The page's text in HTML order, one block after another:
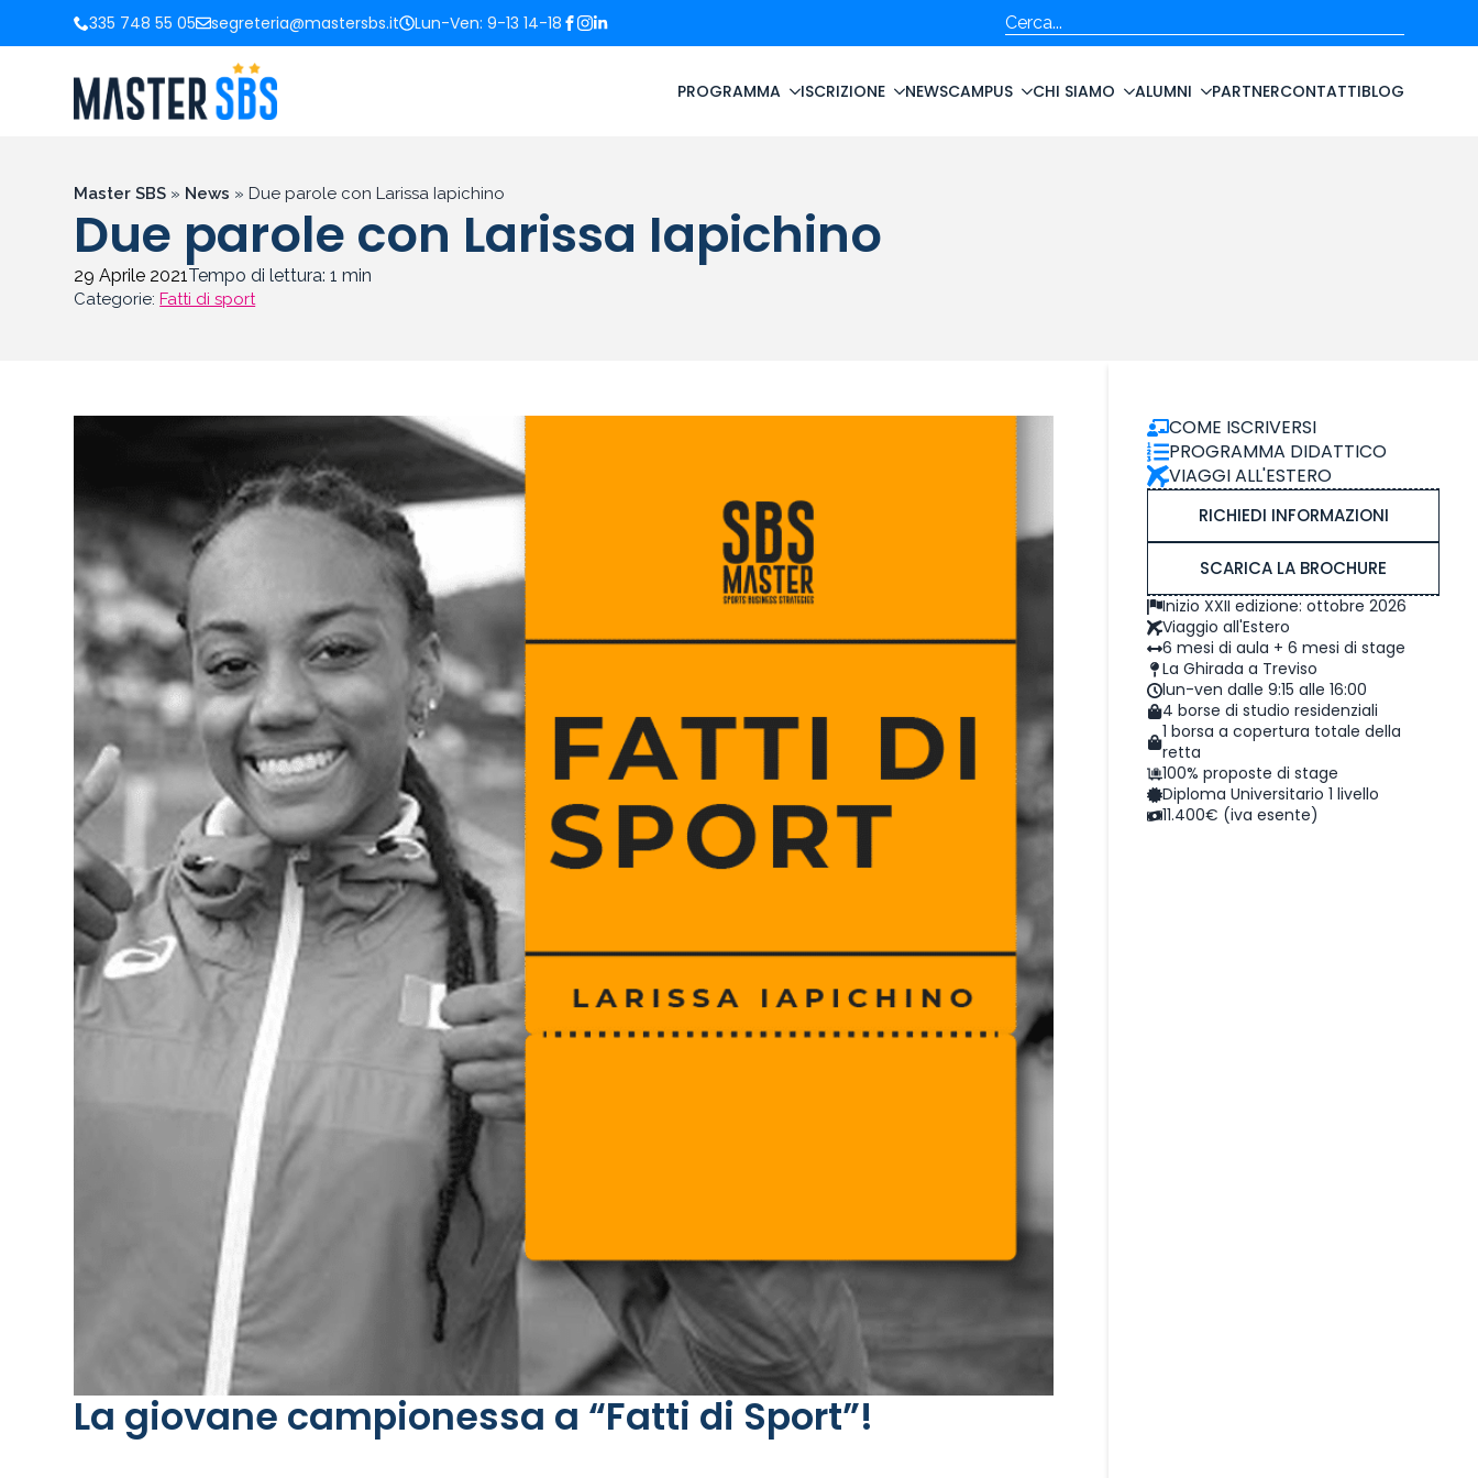
335 748 55 05 segreteria@mastersbs.it Lun-Ven: 9-13 14-18 Cerca
PROGRAMMA ISCRIZIONE NEWSCAMPUS CHI SIAMO ALUMNI PARTNERCONTATTIBLOG
Master SBS » News » Due parole con Larissa Iapichino
Due parole con Larissa Iapichino
29 Aprile 2021Tempo di lettura:1 min
Categorie:Fatti di sport
La giovane campionessa a “Fatti di Sport”!
COME ISCRIVERSI
PROGRAMMA DIDATTICO
VIAGGI ALL'ESTERO
RICHIEDI INFORMAZIONI
SCARICA LA BROCHURE
Inizio XXII edizione: ottobre 2026
Viaggio all'Estero
6 mesi di aula + 6 mesi di stage
La Ghirada a Treviso
lun-ven dalle 9:15 alle 16:00
4 borse di studio residenziali
1 borsa a copertura totale della
retta
100% proposte di stage
Diploma Universitario 1 livello
11.400€ (iva esente)